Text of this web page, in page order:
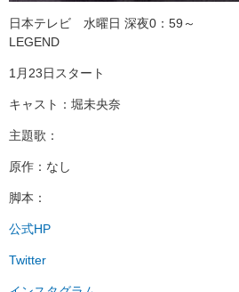
日本テレビ 水曜日 深夜0：59
LEGEND
1月23日スタート
キャスト：堀未央奈
主題歌：
原作：なし
脚本：
公式HP
Twitter